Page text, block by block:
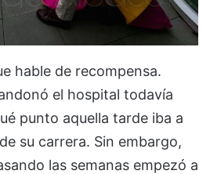
hable de recompensa.
el hospital todavía
punto aquella tarde iba a
su carrera. Sin embargo,
las semanas empezó a